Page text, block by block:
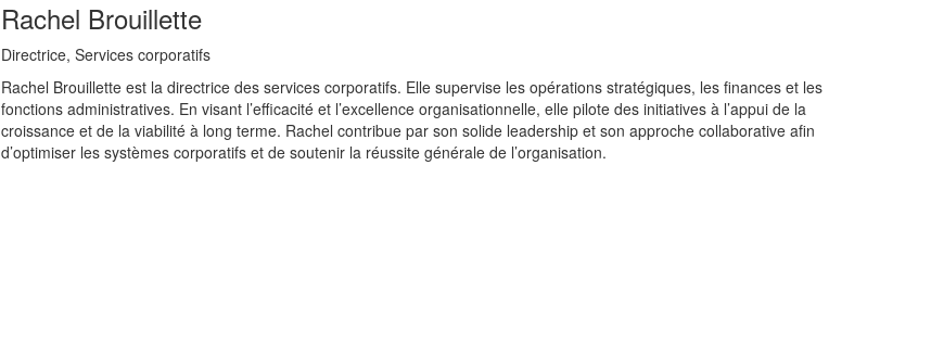
Rachel Brouillette
Directrice, Services corporatifs
Rachel Brouillette est la directrice des services corporatifs. Elle supervise les opérations stratégiques, les finances et les
fonctions administratives. En visant l’efficacité et l’excellence organisationnelle, elle pilote des initiatives à l’appui de la
croissance et de la viabilité à long terme. Rachel contribue par son solide leadership et son approche collaborative afin
d’optimiser les systèmes corporatifs et de soutenir la réussite générale de l’organisation.